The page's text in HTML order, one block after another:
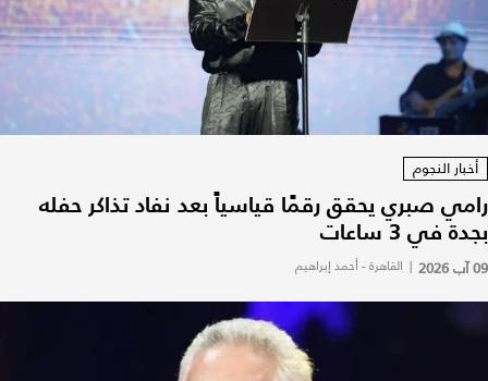
أخبار النجوم
رامي صبري يحقق رقمًا قياسياً بعد نفاد تذاكر حفله
بجدة في 3 ساعات
09 آب 2026 | القاهرة - أحمد إبراهيم